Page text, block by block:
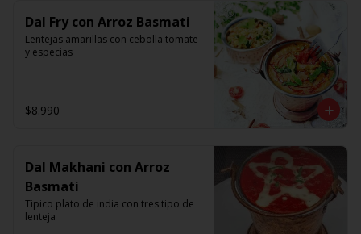
Dal Fry con Arroz Basmati
Lentejas amarillas con cebolla tomate
y especias
$8.990
Dal Makhani con Arroz
Basmati
Tipico plato de india con tres tipo de
lenteja